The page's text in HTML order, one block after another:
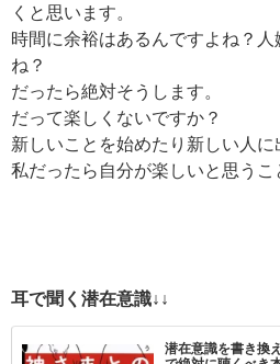
くと思います。
時間に余裕はあるんですよね？人
ね？
だったら絶対そうします。
だって楽しくないですか？
新しいことを始めたり新しい人に
私だったら自分が楽しいと思うこ
耳で聞く潜在意識↓↓
潜在意識を書き換